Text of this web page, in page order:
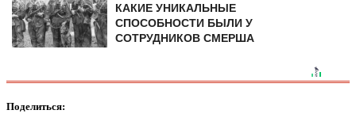
КАКИЕ УНИКАЛЬНЫЕ
СПОСОБНОСТИ БЫЛИ У
СОТРУДНИКОВ СМЕРША
Поделиться: